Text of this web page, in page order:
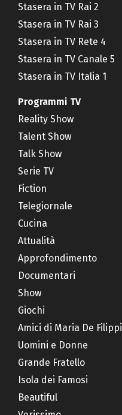
Stasera in TV Rai 2
Stasera in TV Rai 3
Stasera in TV Rete 4
Stasera in TV Canale 5
Stasera in TV Italia 1
Programmi TV
Reality Show
Talent Show
Talk Show
Serie TV
Fiction
Telegiornale
Cucina
Attualità
Approfondimento
Documentari
Show
Giochi
Amici di Maria De Filippi
Uomini e Donne
Grande Fratello
Isola dei Famosi
Beautiful